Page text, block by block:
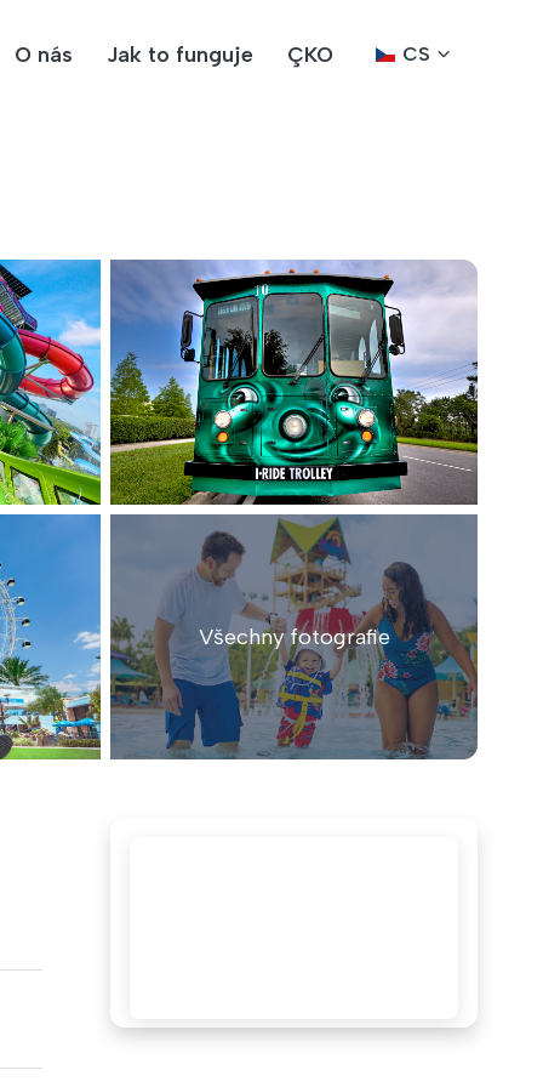
O nás Jak to funguje ÇKO CS
Všechny fotografie